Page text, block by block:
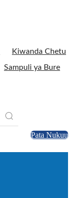
Kiwanda Chetu
Sampuli ya Bure
Pata Nukuu